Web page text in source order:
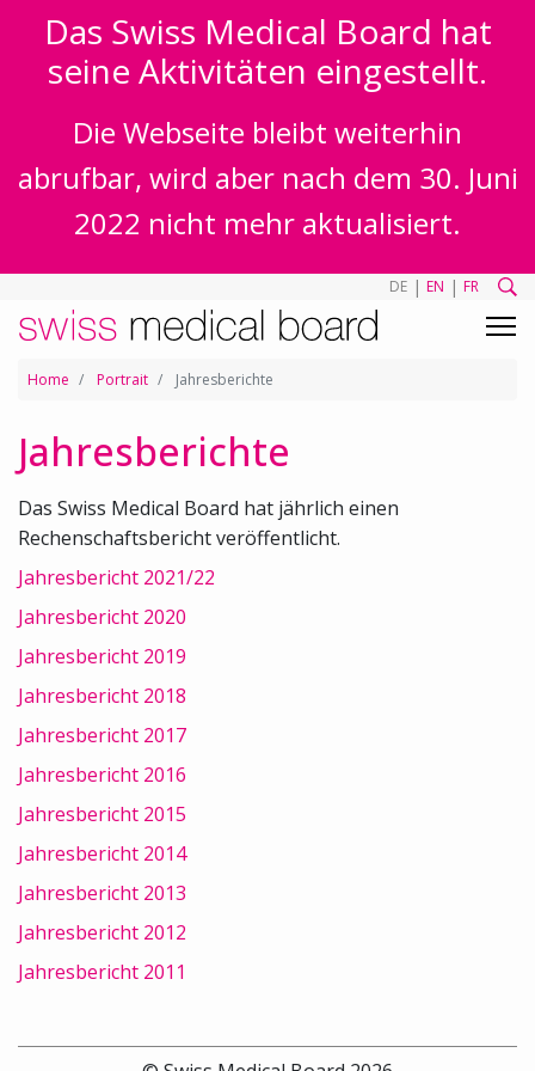
Das Swiss Medical Board hat
seine Aktivitäten eingestellt.
Die Webseite bleibt weiterhin
abrufbar, wird aber nach dem 30. Juni
2022 nicht mehr aktualisiert.
DE | EN | FR
Home Portrait Jahresberichte
Jahresberichte
Das Swiss Medical Board hat jährlich einen
Rechenschaftsbericht veröffentlicht.
Jahresbericht 2021/22
Jahresbericht 2020
Jahresbericht 2019
Jahresbericht 2018
Jahresbericht 2017
Jahresbericht 2016
Jahresbericht 2015
Jahresbericht 2014
Jahresbericht 2013
Jahresbericht 2012
Jahresbericht 2011